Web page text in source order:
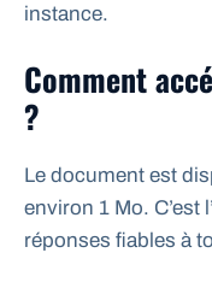
instance.
Comment
?
Le document est
environ 1 Mo. C’est
réponses fiables à